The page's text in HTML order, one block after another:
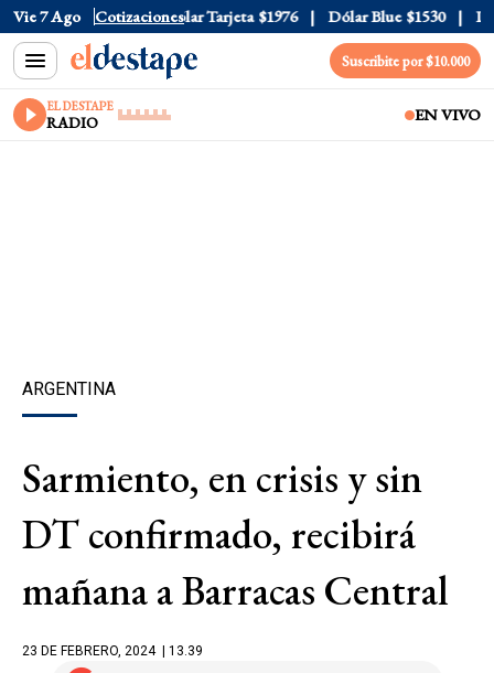
Vie 7 Ago Cotizaciones
Oficial $1520 Dólar Tarjeta $1976 Dólar Blue $1530
Suscribite por $10.000
EL DESTAPE
RADIO EN VIVO
ARGENTINA
Sarmiento, en crisis y sin
DT confirmado, recibirá
mañana a Barracas Central
23 DE FEBRERO, 2024 | 13.39